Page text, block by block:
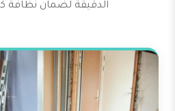
الدقيقة لضمان نظافة